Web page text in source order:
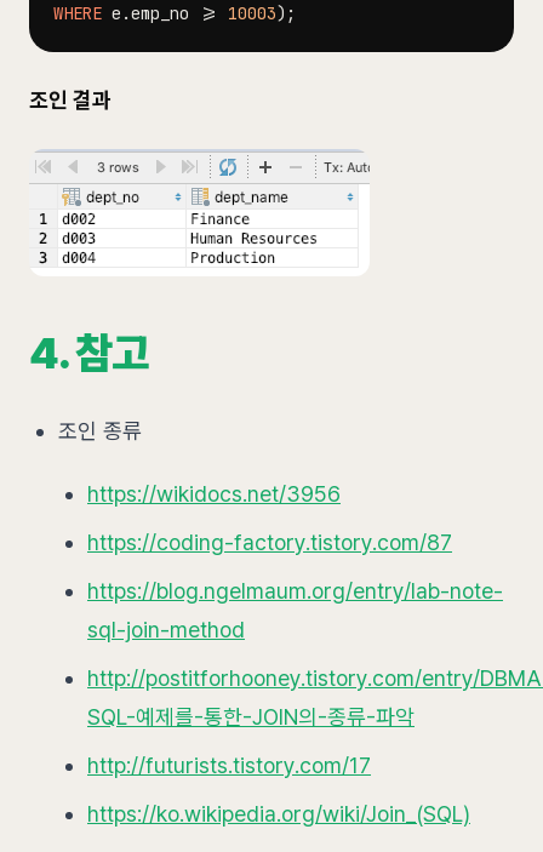
WHERE e .emp_no >= 10003) ;
조인 결과
4. 참고
조인 종류
https://wikidocs.net/3956
https://coding-factory.tistory.com/87
https://blog.ngelmaum.org/entry/lab-note-
sql-join-method
http://postitforhooney.tistory.com/entry/
SQL-예제를-통한-JOIN의-종류-파악
http://futurists.tistory.com/17
https://ko.wikipedia.org/wiki/Join_(SQL)